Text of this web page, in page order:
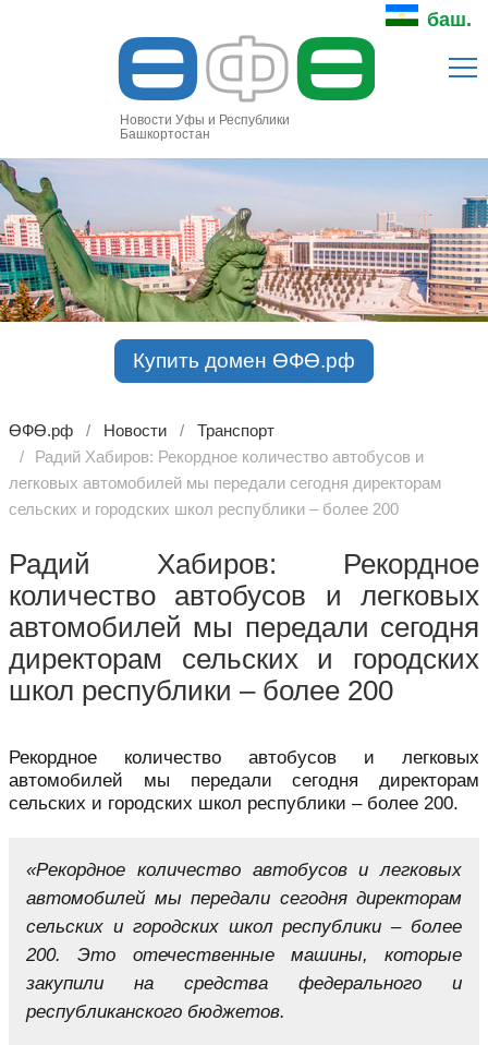
баш.
ӨФӨ
Новости Уфы и Республики
Башкортостан
Купить домен ӨФӨ.рф
ӨФӨ.рф Новости
Транспорт
Радий Хабиров: Рекордное количество автобусов и
легковых автомобилей мы передали сегодня директорам
сельских и городских школ республики – более 200
Радий Хабиров: Рекордное
количество автобусов и легковых
автомобилей мы передали сегодня
директорам сельских и городских
школ республики – более 200
Рекордное количество автобусов и легковых
автомобилей мы передали сегодня директорам
сельских и городских школ республики – более 200.
«Рекордное количество автобусов и легковых
автомобилей мы передали сегодня директорам
сельских и городских школ республики – более
200. Это отечественные машины, которые
закупили на средства федерального и
республиканского бюджетов.